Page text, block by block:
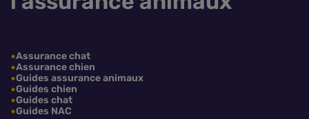
Assurance chat
Assurance chien
Guides assurance animaux
Guides chien
Guides chat
Guides NAC
Comparer les assurances animaux